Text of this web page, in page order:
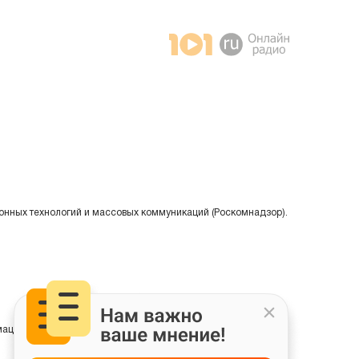
технологий и массовых коммуникаций (Роскомнадзор).
на основе сбора, систематизации и анализа сведений,